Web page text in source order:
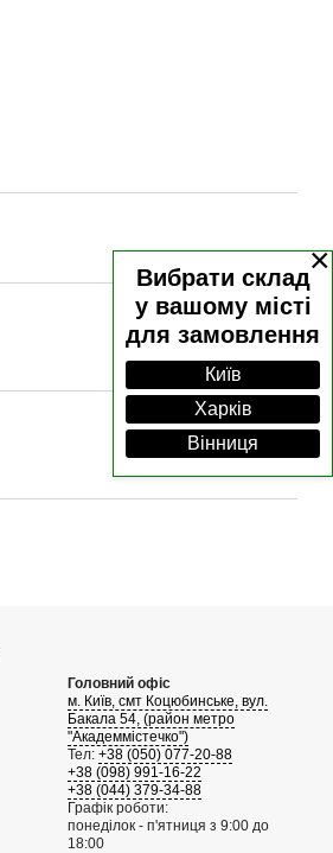
×
Вибрати склад
у вашому місті
для замовлення
Київ
Харків
Вінниця
Головний офіс
м. Київ, смт Коцюбинське, вул.
Бакала 54, (район метро
"Академмістечко")
Тел: +38 (050) 077-20-88
+38 (098) 991-16-22
+38 (044) 379-34-88
Графік роботи:
понеділок - п'ятниця з 9:00 до
18:00